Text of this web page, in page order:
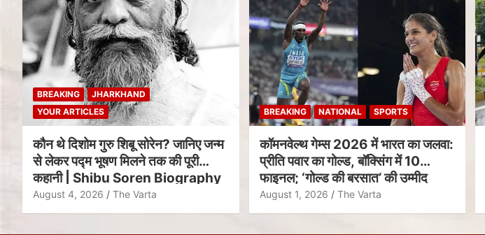
BREAKING
JHARKHAND
YOUR ARTICLES
कौन थे दिशोम गुरु शिबू सोरेन? जानिए जन्म
से लेकर पद्म भूषण मिलने तक की पूरी
कहानी | Shibu Soren Biography
August 4, 2026 The Varta
BREAKING NATIONAL SPORTS
कॉमनवेल्थ गेम्स 2026 में भारत का जलवा:
प्रीति पवार का गोल्ड, बॉक्सिंग में 10
फाइनल; ‘गोल्ड की बरसात’ की उम्मीद
August 1, 2026 The Varta